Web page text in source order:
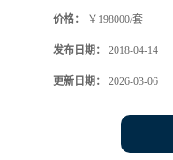
价格： ￥198000/套
发布日期： 2018-04-14
更新日期： 2026-03-06